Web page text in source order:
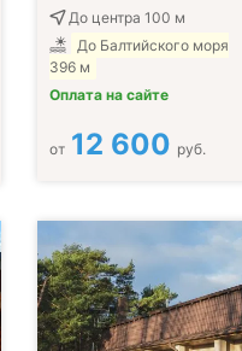
До центра 100 м
До Балтийского моря
396 м
Оплата на сайте
от 12 600 руб.